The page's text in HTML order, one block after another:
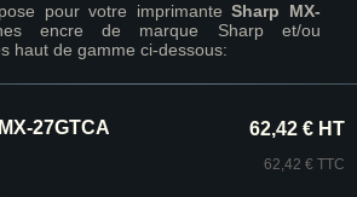
pour votre imprimanteSharp MX-
encre de marque Sharp et/ou
haut de gamme ci-dessous:
27GTCA
62,42 € HT
62,42 € TTC